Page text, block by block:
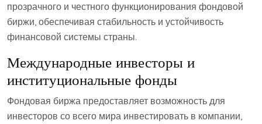
прозрачного и честного функционирования фондовой
биржи, обеспечивая стабильность и устойчивость
финансовой системы страны.
Международные инвесторы и
институциональные фонды
Фондовая биржа предоставляет возможность для
инвесторов со всего мира инвестировать в компании,